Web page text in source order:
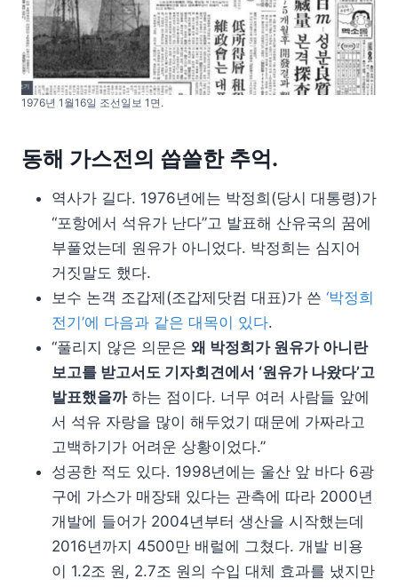
1976년 1월16일 조선일보 1면.
동해 가스전의 씁쓸한 추억.
역사가 길다. 1976년에는 박정희(당시 대통령)가
“포항에서 석유가 난다”고 발표해 산유국의 꿈에
부풀었는데 원유가 아니었다. 박정희는 심지어
거짓말도 했다.
보수 논객 조갑제(조갑제닷컴 대표)가 쓴 ‘박정희
전기’에 다음과 같은 대목이 있다.
“풀리지 않은 의문은 왜 박정희가 원유가 아니란
보고를 받고서도 기자회견에서 ‘원유가 나왔다’고
발표했을까하는 점이다. 너무 여러 사람들 앞에
서 석유 자랑을 많이 해두었기 때문에 가짜라고
고백하기가 어려운 상황이었다.”
성공한 적도 있다. 1998년에는 울산 앞 바다 6광
구에 가스가 매장돼 있다는 관측에 따라 2000년
개발에 들어가 2004년부터 생산을 시작했는데
2016년까지 4500만 배럴에 그쳤다. 개발 비용
이 1.2조 원, 2.7조 원의 수입 대체 효과를 냈지만